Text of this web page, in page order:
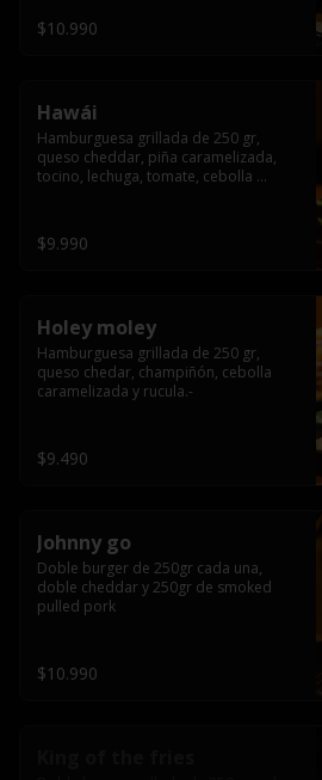
$10.990
Hawái
Hamburguesa grillada de 250 gr,
queso cheddar, piña caramelizada,
tocino, lechuga, tomate, cebolla
$9.990
Holey moley
Hamburguesa grillada de 250 gr,
queso chedar, champiñón, cebolla
caramelizada y rucula.-
$9.490
Johnny go
Doble burger de 250gr cada una,
doble cheddar y 250gr de smoked
pulled pork
$10.990